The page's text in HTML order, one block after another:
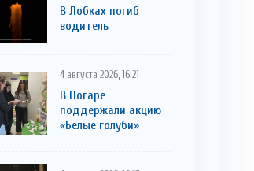
В Лобках погиб
водитель
4 августа 2026, 16:21
В Погаре
поддержали акцию
«Белые голуби»